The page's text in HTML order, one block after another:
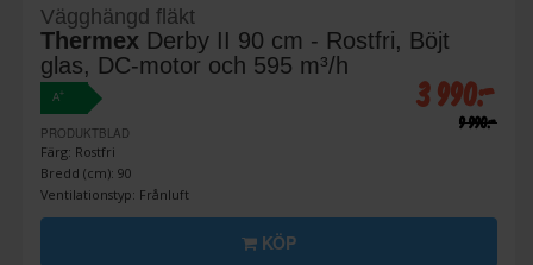
Vägghängd fläkt
Thermex Derby II 90 cm - Rostfri, Böjt
glas, DC-motor och 595 m³/h
A+
PRODUKTBLAD
Färg: Rostfri
Bredd (cm): 90
Ventilationstyp: Frånluft
3 990:-
9 990:-
KÖP